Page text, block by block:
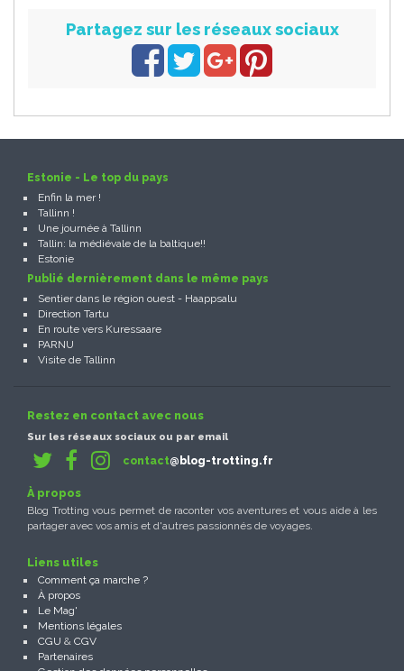
Partagez sur les réseaux sociaux
Estonie - Le top du pays
Enfin la mer !
Tallinn !
Une journée à Tallinn
Tallin: la médiévale de la baltique!!
Estonie
Publié dernièrement dans le même pays
Sentier dans le région ouest - Haappsalu
Direction Tartu
En route vers Kuressaare
PARNU
Visite de Tallinn
Restez en contact avec nous
Sur les réseaux sociaux ou par email
contact@blog-trotting.fr
À propos
Blog Trotting vous permet de raconter vos aventures et vous aide à les
partager avec vos amis et d'autres passionnés de voyages.
Liens utiles
Comment ça marche ?
À propos
Le Mag'
Mentions légales
CGU & CGV
Partenaires